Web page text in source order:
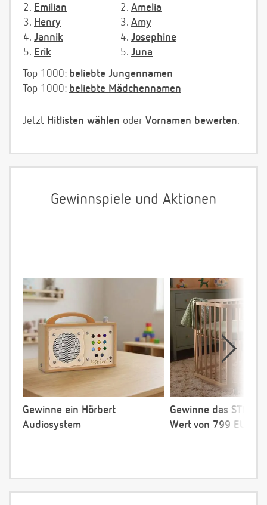
2. Emilian
3. Henry
4. Jannik
5. Erik
2. Amelia
3. Amy
4. Josephine
5. Juna
Top 1000: beliebte Jungennamen
Top 1000: beliebte Mädchennamen
Jetzt Hitlisten wählen oder Vornamen bewerten.
Gewinnspiele und Aktionen
Gewinne ein Hörbert
Audiosystem
Gewinne das
Wert von 799 EUR